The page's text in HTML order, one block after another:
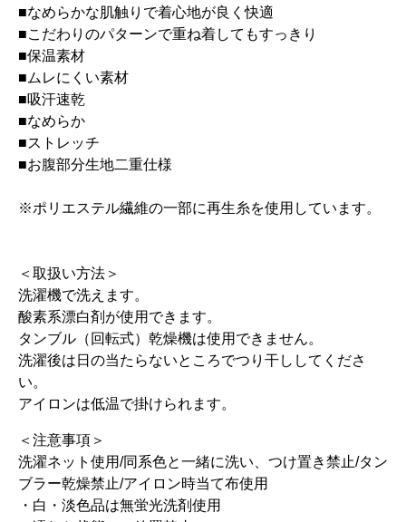
■なめらかな肌触りで着心地が良く快適
■こだわりのパターンで重ね着してもすっきり
■保温素材
■ムレにくい素材
■吸汗速乾
■なめらか
■ストレッチ
■お腹部分生地二重仕様
※ポリエステル繊維の一部に再生糸を使用しています。
＜取扱い方法＞
洗濯機で洗えます。
酸素系漂白剤が使用できます。
タンブル（回転式）乾燥機は使用できません。
洗濯後は日の当たらないところでつり干ししてくださ
い。
アイロンは低温で掛けられます。
＜注意事項＞
洗濯ネット使用/同系色と一緒に洗い、つけ置き禁止/タン
ブラー乾燥禁止/アイロン時当て布使用
・白・淡色品は無蛍光洗剤使用